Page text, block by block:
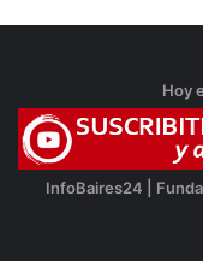
Hoy
InfoBaires24 |